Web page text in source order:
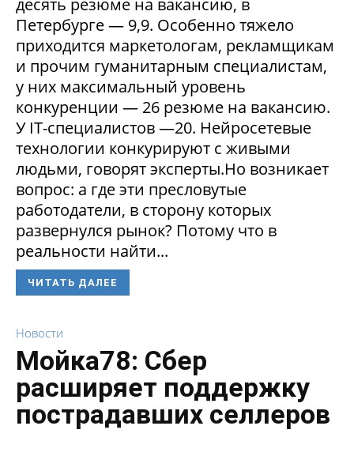
Петербурге — 9,9. Особенно тяжело
приходится маркетологам, рекламщикам
и прочим гуманитарным специалистам,
у них максимальный уровень
конкуренции — 26 резюме на вакансию.
У IT-специалистов —20. Нейросетевые
технологии конкурируют с живыми
людьми, говорят эксперты.Но возникает
вопрос: а где эти пресловутые
работодатели, в сторону которых
развернулся рынок? Потому что в
реальности найти...
ЧИТАТЬ ДАЛЕЕ
Новости
Мойка78: Сбер
расширяет поддержку
пострадавших селлеров